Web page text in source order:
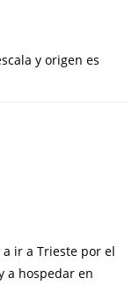
y origen es
a ir a Trieste por el
a hospedar en